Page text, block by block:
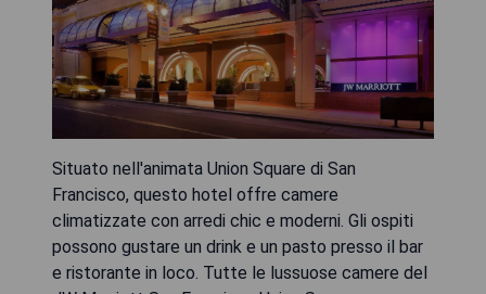
Situato nell'animata Union Square di San
Francisco, questo hotel offre camere
climatizzate con arredi chic e moderni. Gli ospiti
possono gustare un drink e un pasto presso il bar
e ristorante in loco. Tutte le lussuose camere del